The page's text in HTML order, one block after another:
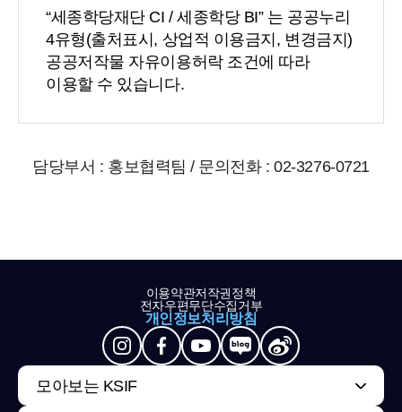
“세종학당재단 CI / 세종학당 BI” 는 공공누리
4유형(출처표시, 상업적 이용금지, 변경금지)
공공저작물 자유이용허락 조건에 따라
이용할 수 있습니다.
담당부서 : 홍보협력팀 / 문의전화 : 02-3276-0721
이용약관저작권정책
전자우편무단수집거부
개인정보처리방침
모아보는 KSIF